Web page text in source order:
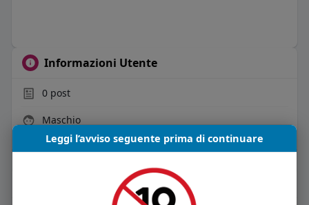
Informazioni Utente
0post
Maschio
Vive in Italia
Leggi l’avviso seguente prima di continuare